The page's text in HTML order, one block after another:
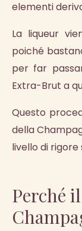
elementi
La liqueur
poiché
per far
Extra-Brut a
Questo
della
livello di rigore
Perché